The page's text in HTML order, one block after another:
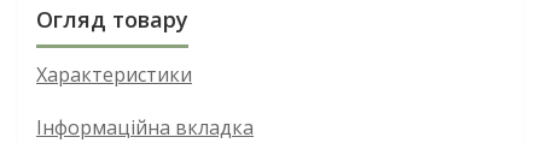
Огляд товару
Характеристики
Інформаційна вкладка